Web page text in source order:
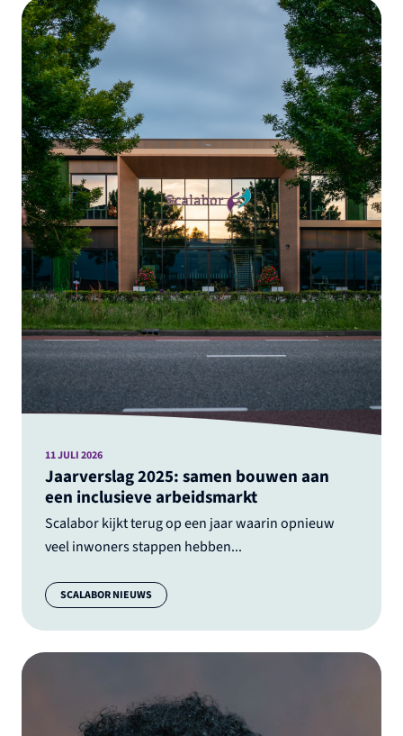
Jaarverslag 2025: samen bouwen aan
een inclusieve arbeidsmarkt
Scalabor kijkt terug op een jaar waarin opnieuw
veel inwoners stappen hebben...
11 JULI 2026
Categorie:
SCALABOR NIEUWS